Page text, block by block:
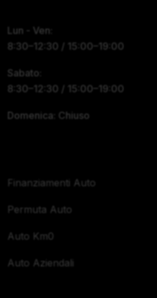
Lun - Ven:
8:30–12:30 / 15:00–19:00
Sabato:
8:30–12:30 / 15:00–19:00
Domenica: Chiuso
Finanziamenti Auto
Permuta Auto
Auto Km0
Auto Aziendali